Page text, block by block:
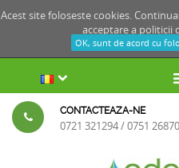
Acest site foloseste cookies.
acceptare a politicii
OK, sunt de acord cu
CONTACTEAZA-NE
0721 321294 / 0751